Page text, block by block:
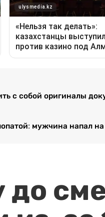
с собой оригиналы
мужчина напал